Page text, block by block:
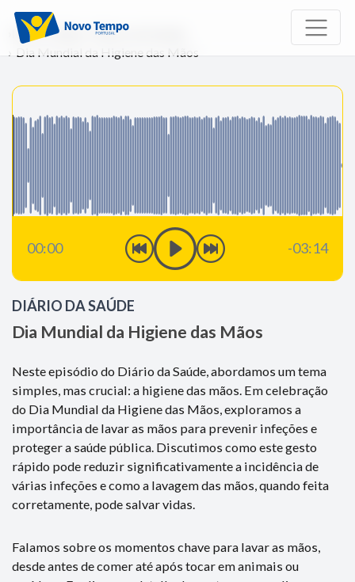
Início Rádio
Diário da Saúde
Dia Mundial da Higiene das Mãos
00:00 -03:14
DIÁRIO DA SAÚDE
Dia Mundial da Higiene das Mãos
Neste episódio do Diário da Saúde, abordamos um tema
simples, mas crucial: a higiene das mãos. Em celebração
do Dia Mundial da Higiene das Mãos, exploramos a
importância de lavar as mãos para prevenir infeções e
proteger a saúde pública. Discutimos como este gesto
rápido pode reduzir significativamente a incidência de
várias infeções e como a lavagem das mãos, quando feita
corretamente, pode salvar vidas.
Falamos sobre os momentos chave para lavar as mãos,
desde antes de comer até após tocar em animais ou